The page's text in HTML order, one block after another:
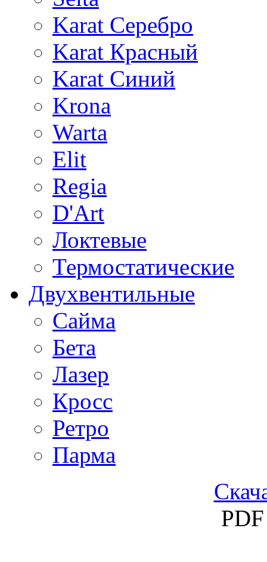
Karat Серебро
Karat Красный
Karat Синий
Krona
Warta
Elit
Regia
D'Art
Локтевые
Термостатические
Двухвентильные
Сайма
Бета
Лазер
Кросс
Ретро
Парма